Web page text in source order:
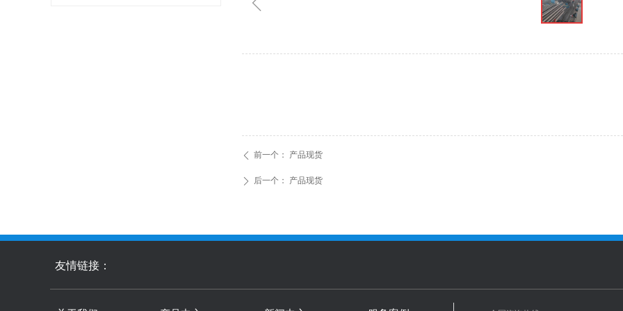
ꄴ 前一个： 产品现货
ꄲ 后一个： 产品现货
友情链接：